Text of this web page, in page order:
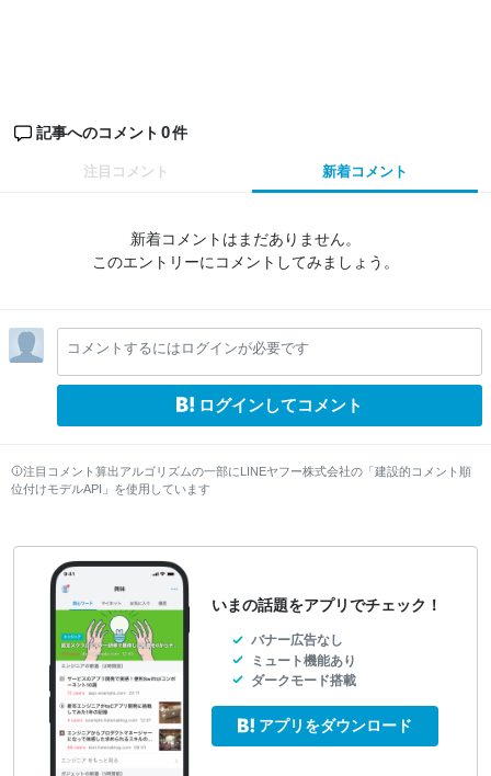
記事へのコメント 0件
注目コメント 新着コメント
新着コメントはまだありません。
このエントリーにコメントしてみましょう。
コメントするにはログインが必要です
ログインしてコメント
注目コメント算出アルゴリズムの一部にLINEヤフー株式会社の「建設的コメント順
位付けモデルAPI」を使用しています
いまの話題をアプリでチェック！
バナー広告なし
ミュート機能あり
ダークモード搭載
アプリをダウンロード